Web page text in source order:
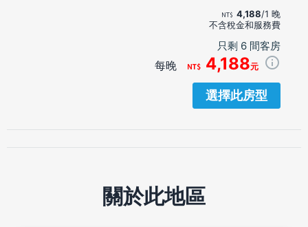
4,188/1 晚
不含稅金和服務費
只剩 6 間客房
每晚 4,188元
選擇此房型
關於此地區